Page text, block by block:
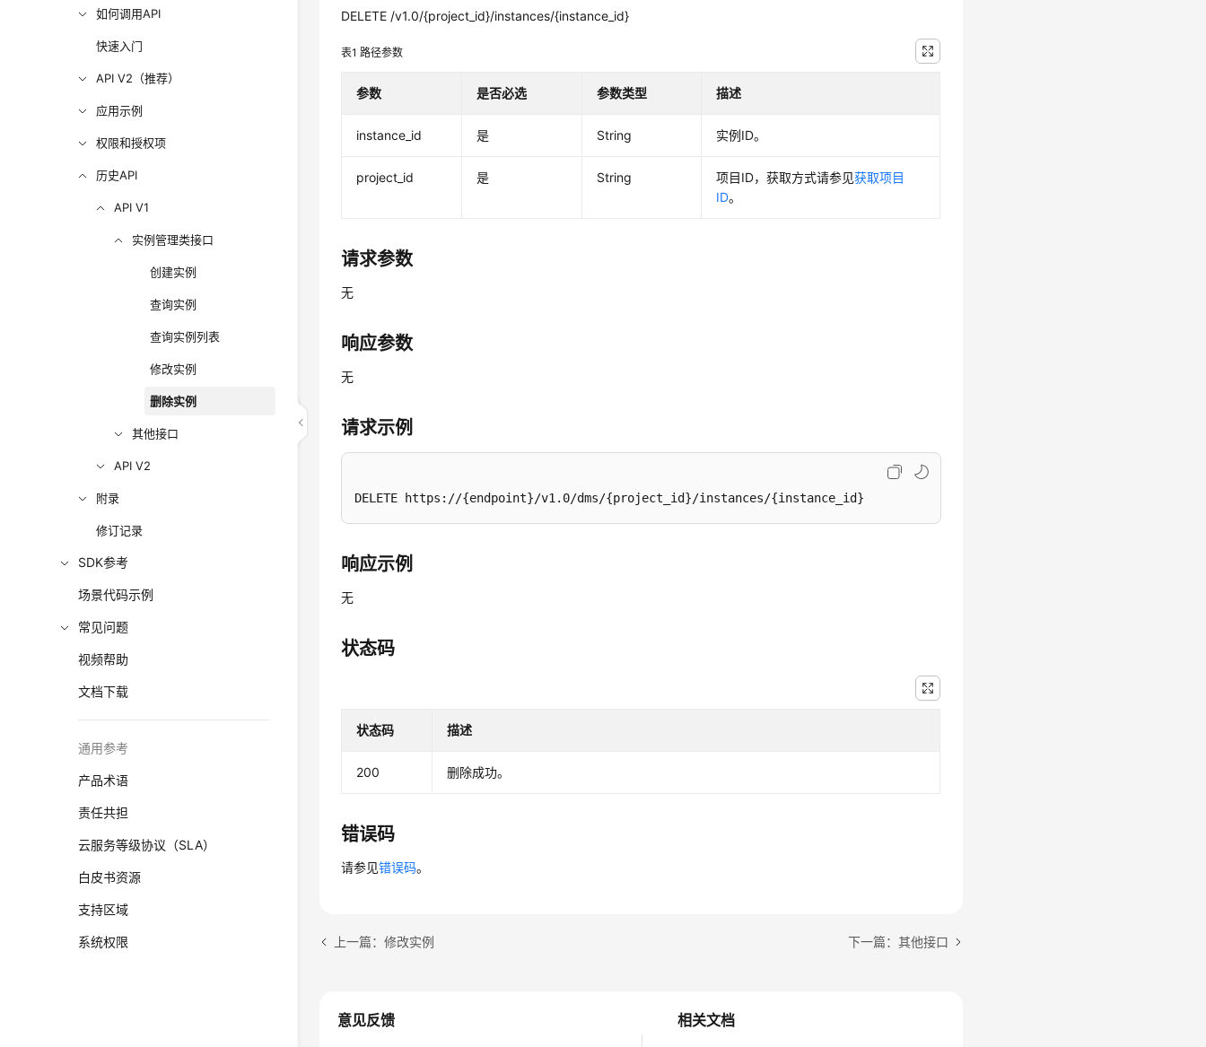
如何调用API
快速入门
API V2（推荐）
应用示例
权限和授权项
历史API
API V1
实例管理类接口
创建实例
查询实例
查询实例列表
修改实例
删除实例
其他接口
API V2
附录
修订记录
SDK参考
场景代码示例
常见问题
视频帮助
文档下载
通用参考
产品术语
责任共担
云服务等级协议（SLA）
白皮书资源
支持区域
系统权限
DELETE /v1.0/{project_id}/instances/{instance_id}
表1路径参数
参数 是否必选 参数类型 描述
instance_id 是 String 实例ID。
project_id 是 String 项目ID，获取方式请参见获取项目
ID。
请求参数
无
响应参数
无
请求示例
DELETE https://{endpoint}/v1.0/dms/{project_id}/instances/{instance_id}
响应示例
无
状态码
状态码 描述
200 删除成功。
错误码
请参见错误码。
上一篇：修改实例 下一篇：其他接口
相关文档
意见反馈